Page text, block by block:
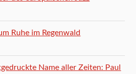
Ruhe im Regenwald
Name aller Zeiten: Paul